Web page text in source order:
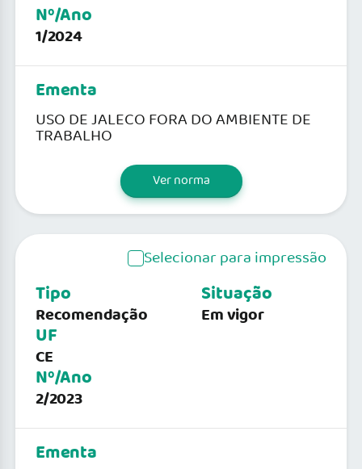
Nº/Ano
1/2024
Ementa
USO DE JALECO FORA DO AMBIENTE DE
TRABALHO
Ver norma
Selecionar para impressão
Tipo
Recomendação
UF
CE
Nº/Ano
2/2023
Situação
Em vigor
Ementa